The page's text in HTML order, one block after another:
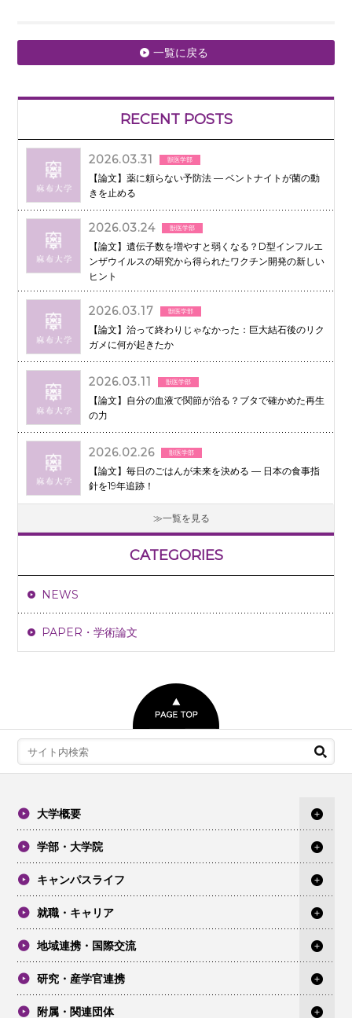
一覧に戻る
RECENT POSTS
2026.03.31 獣医学部
【論文】薬に頼らない予防法 ― ベントナイトが菌の動
きを止める
2026.03.24 獣医学部
【論文】遺伝子数を増やすと弱くなる？D型インフルエ
ンザウイルスの研究から得られたワクチン開発の新しい
ヒント
2026.03.17 獣医学部
【論文】治って終わりじゃなかった：巨大結石後のリク
ガメに何が起きたか
2026.03.11 獣医学部
【論文】自分の血液で関節が治る？ブタで確かめた再生
の力
2026.02.26 獣医学部
【論文】毎日のごはんが未来を決める ― 日本の食事指
針を19年追跡！
一覧を見る
CATEGORIES
NEWS
PAPER・学術論文
大学概要
学部・大学院
キャンパスライフ
就職・キャリア
地域連携・国際交流
研究・産学官連携
附属・関連団体